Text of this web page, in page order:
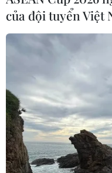
của đội tuyển Việt